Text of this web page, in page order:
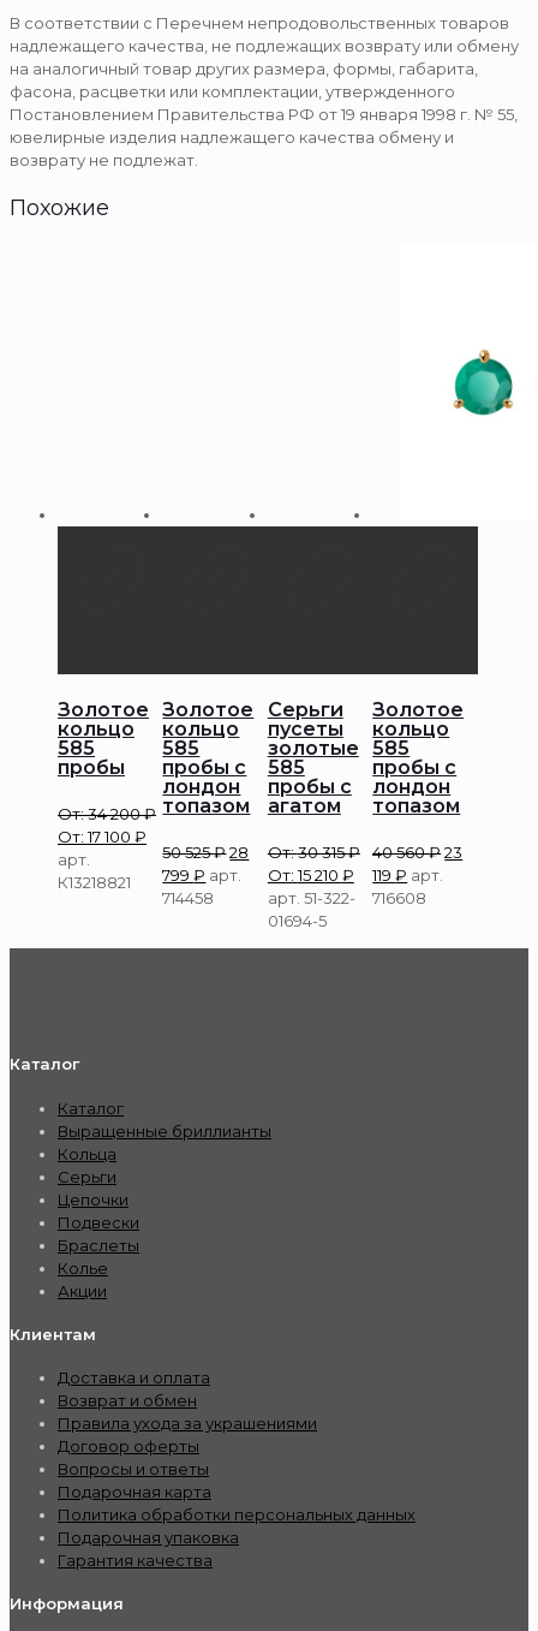
В соответствии с Перечнем непродовольственных товаров
надлежащего качества, не подлежащих возврату или обмену
на аналогичный товар других размера, формы, габарита,
фасона, расцветки или комплектации, утвержденного
Постановлением Правительства РФ от 19 января 1998 г. № 55,
ювелирные изделия надлежащего качества обмену и
возврату не подлежат.
Похожие
Золотое
кольцо
585
пробы
От:34 200₽
От:17 100 ₽
арт.
К13218821
Золотое
кольцо
585
пробы с
лондон
топазом
50 525₽28
799₽ арт.
714458
Серьги
пусеты
золотые
585
пробы с
агатом
От:30 315₽
От:15 210 ₽
арт. 51-322-
01694-5
Золотое
кольцо
585
пробы с
лондон
топазом
40 560₽23
119₽ арт.
716608
Каталог
Каталог
Выращенные бриллианты
Кольца
Серьги
Цепочки
Подвески
Браслеты
Колье
Акции
Клиентам
Доставка и оплата
Возврат и обмен
Правила ухода за украшениями
Договор оферты
Вопросы и ответы
Подарочная карта
Политика обработки персональных данных
Подарочная упаковка
Гарантия качества
Информация